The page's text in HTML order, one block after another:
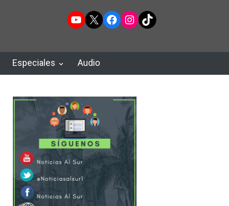
YouTube
X Facebook
Instagram
TikTok
Especiales Audio